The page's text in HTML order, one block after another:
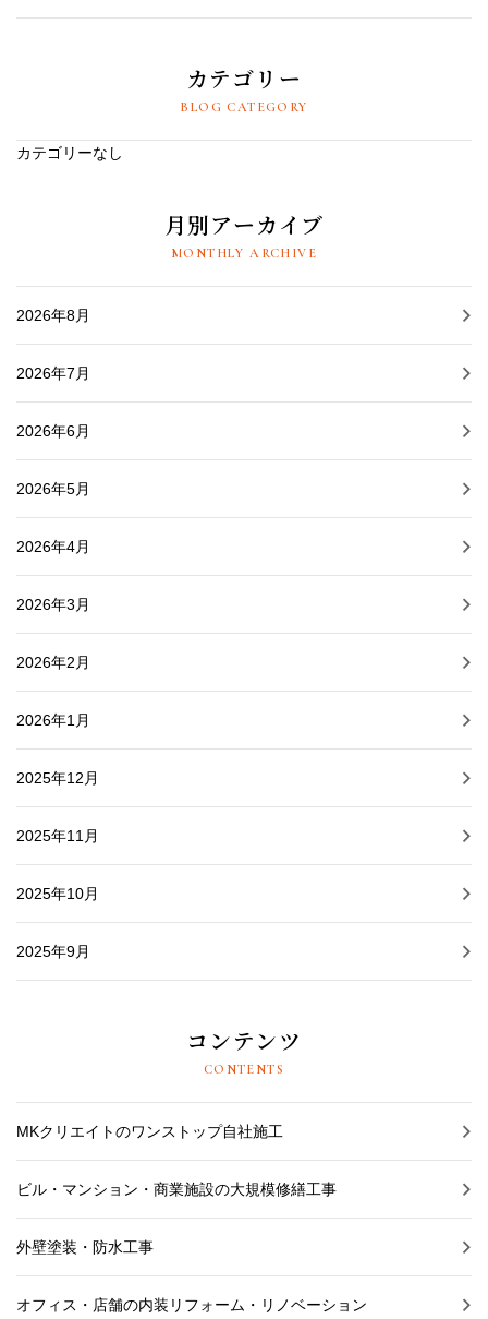
カテゴリー
BLOG CATEGORY
カテゴリーなし
月別アーカイブ
MONTHLY ARCHIVE
2026年8月
2026年7月
2026年6月
2026年5月
2026年4月
2026年3月
2026年2月
2026年1月
2025年12月
2025年11月
2025年10月
2025年9月
コンテンツ
CONTENTS
MKクリエイトのワンストップ自社施工
ビル・マンション・商業施設の大規模修繕工事
外壁塗装・防水工事
オフィス・店舗の内装リフォーム・リノベーション